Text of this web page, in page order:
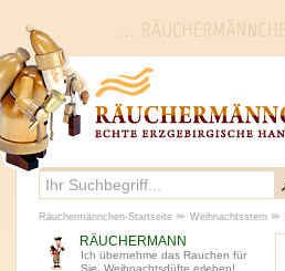
RÄUCHERMANN
Ich übernehme das Rauchen für
Sie. Weihnachtsdüfte erleben!
Räuchermännchen-Startseite Weihnachtsstern